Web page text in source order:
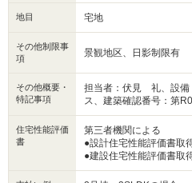
⑥金銭消費貸借契約、残
ローンの本申込を行っ
当日より土地と建物の所
地目 宅地
その他制限事
項
景観地区、日影制限有
その他概要・
特記事項
担当者：伏見 礼、設備
ス、建築確認番号：第
住宅性能評価
書
第三者機関による
●設計住宅性能評価書取
●建設住宅性能評価書取